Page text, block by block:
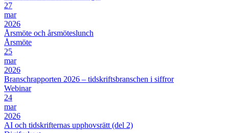
27
mar
2026
Årsmöte och årsmöteslunch
Årsmöte
25
mar
2026
Branschrapporten 2026 – tidskriftsbranschen i siffror
Webinar
24
mar
2026
AI och tidskrifternas upphovsrätt (del 2)